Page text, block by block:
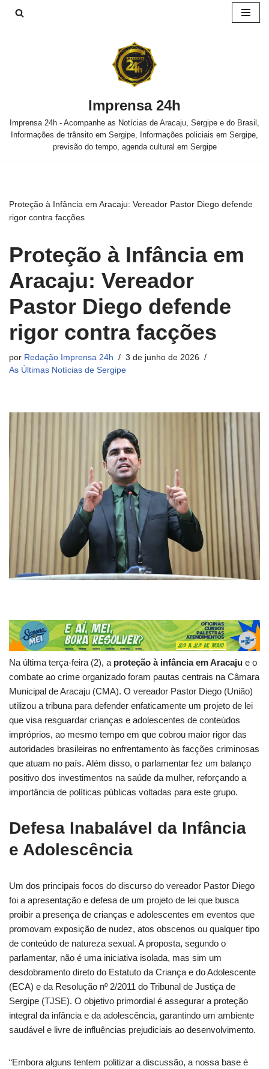
Imprensa 24h
Imprensa 24h - Acompanhe as Notícias de Aracaju, Sergipe e do Brasil,
Informações de trânsito em Sergipe, Informações policiais em Sergipe,
previsão do tempo, agenda cultural em Sergipe
Proteção à Infância em Aracaju: Vereador Pastor Diego defende
rigor contra facções
Proteção à Infância em
Aracaju: Vereador
Pastor Diego defende
rigor contra facções
por Redação Imprensa 24h
3 de junho de 2026
As Últimas Notícias de Sergipe
Na última terça-feira (2), a proteção à infância em Aracaju e o
combate ao crime organizado foram pautas centrais na Câmara
Municipal de Aracaju (CMA). O vereador Pastor Diego (União)
utilizou a tribuna para defender enfaticamente um projeto de lei
que visa resguardar crianças e adolescentes de conteúdos
impróprios, ao mesmo tempo em que cobrou maior rigor das
autoridades brasileiras no enfrentamento às facções criminosas
que atuam no país. Além disso, o parlamentar fez um balanço
positivo dos investimentos na saúde da mulher, reforçando a
importância de políticas públicas voltadas para este grupo.
Defesa Inabalável da Infância
e Adolescência
Um dos principais focos do discurso do vereador Pastor Diego
foi a apresentação e defesa de um projeto de lei que busca
proibir a presença de crianças e adolescentes em eventos que
promovam exposição de nudez, atos obscenos ou qualquer tipo
de conteúdo de natureza sexual. A proposta, segundo o
parlamentar, não é uma iniciativa isolada, mas sim um
desdobramento direto do Estatuto da Criança e do Adolescente
(ECA) e da Resolução nº 2/2011 do Tribunal de Justiça de
Sergipe (TJSE). O objetivo primordial é assegurar a proteção
integral da infância e da adolescência, garantindo um ambiente
saudável e livre de influências prejudiciais ao desenvolvimento.
“Embora alguns tentem politizar a discussão, a nossa base é